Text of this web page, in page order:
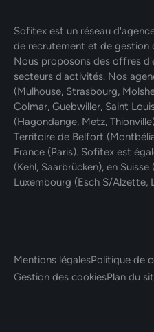
Sofitex est un réseau
de recrutement et de gestion
Nous proposons des offres
secteurs d'activités. Nos
(Mulhouse, Strasbourg,
Colmar, Guebwiller, Saint
(Hagondange, Metz,
Territoire de Belfort
France (Paris). Sofitex est
(Kehl, Saarbrücken), en
Luxembourg (Esch S/Alzette,
Mentions légalesPolitique de
Gestion des cookiesPlan du